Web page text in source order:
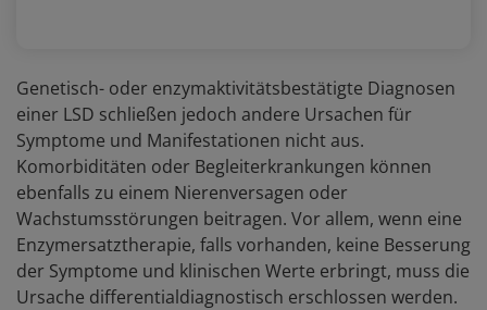
Genetisch- oder enzymaktivitätsbestätigte Diagnosen
einer LSD schließen jedoch andere Ursachen für
Symptome und Manifestationen nicht aus.
Komorbiditäten oder Begleiterkrankungen können
ebenfalls zu einem Nierenversagen oder
Wachstumsstörungen beitragen. Vor allem, wenn eine
Enzymersatztherapie, falls vorhanden, keine Besserung
der Symptome und klinischen Werte erbringt, muss die
Ursache differentialdiagnostisch erschlossen werden.